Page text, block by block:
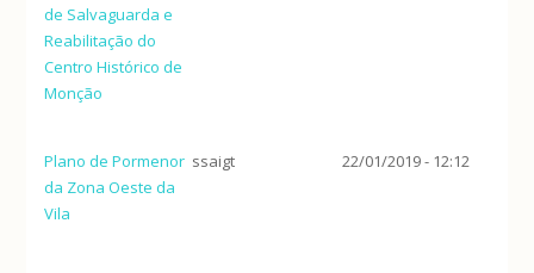
de Salvaguarda e
Reabilitação do
Centro Histórico de
Monção
Plano de Pormenor
da Zona Oeste da
Vila
ssaigt 22/01/2019 - 12:12